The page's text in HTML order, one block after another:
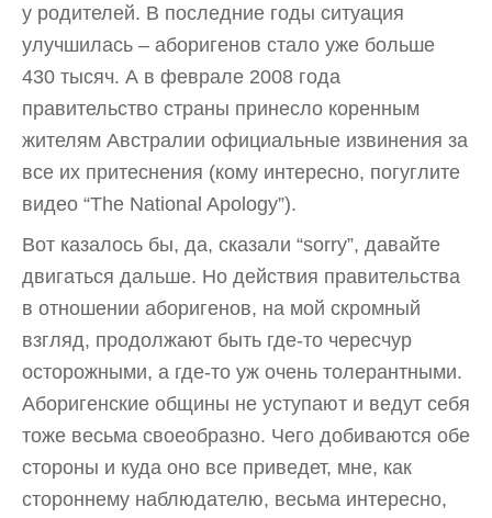
у родителей. В последние годы ситуация
улучшилась – аборигенов стало уже больше
430 тысяч. А в феврале 2008 года
правительство страны принесло коренным
жителям Австралии официальные извинения за
все их притеснения (кому интересно, погуглите
видео “The National Apology”).
Вот казалось бы, да, сказали “sorry”, давайте
двигаться дальше. Но действия правительства
в отношении аборигенов, на мой скромный
взгляд, продолжают быть где-то чересчур
осторожными, а где-то уж очень толерантными.
Аборигенские общины не уступают и ведут себя
тоже весьма своеобразно. Чего добиваются обе
стороны и куда оно все приведет, мне, как
стороннему наблюдателю, весьма интересно,